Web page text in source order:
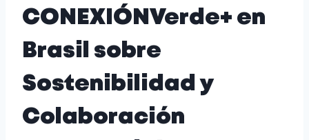
CONEXIÓNVerde+ en
Brasil sobre
Sostenibilidad y
Colaboración